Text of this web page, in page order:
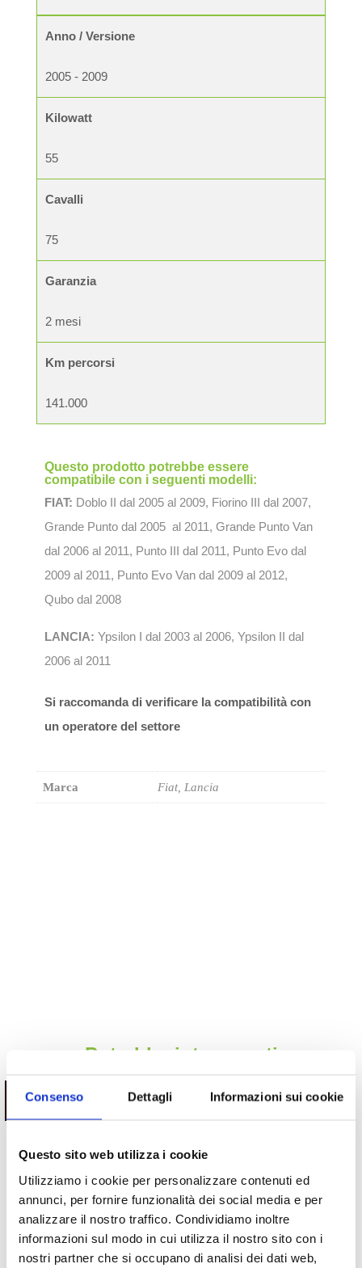
Consenso Dettagli Informazioni sui cookie
Questo sito web utilizza i cookie
Utilizziamo i cookie per personalizzare contenuti ed
annunci, per fornire funzionalità dei social media e per
analizzare il nostro traffico. Condividiamo inoltre
informazioni sul modo in cui utilizza il nostro sito con i
nostri partner che si occupano di analisi dei dati web,
Anno / Versione
2005 - 2009
Kilowatt
55
Cavalli
75
Garanzia
2 mesi
Km percorsi
141.000
Questo prodotto potrebbe essere
compatibile con i seguenti modelli:
FIAT: Doblo II dal 2005 al 2009, Fiorino III dal 2007,
Grande Punto dal 2005 al 2011, Grande Punto Van
dal 2006 al 2011, Punto III dal 2011, Punto Evo dal
2009 al 2011, Punto Evo Van dal 2009 al 2012,
Qubo dal 2008
LANCIA: Ypsilon I dal 2003 al 2006, Ypsilon II dal
2006 al 2011
Si raccomanda di verificare la compatibilità con
un operatore del settore
Marca Fiat, Lancia
Potrebbe interessarti
Motori
ESAURITO.
VERIFICA LA DISPONIBILITÀ
Motore Toyota Aygo 1KR coppa
in alluminio con valvola EGR
dal 2005 1.0 benzina
Motori
ESAURITO.
VERIFICA LA DISPONIBILITÀ
Motore Fiat Tipo 55260384
2015/2020 1.6 diesel
Da 1,500.00€ IVA esclusa